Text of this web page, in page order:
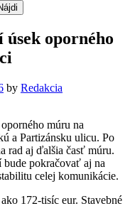
oporného
by Redakcia
múru na
a Partizánsku ulicu. Po
rad aj ďalšia časť múru.
bude pokračovať aj na
celej komunikácie.
172-tisíc eur. Stavebné